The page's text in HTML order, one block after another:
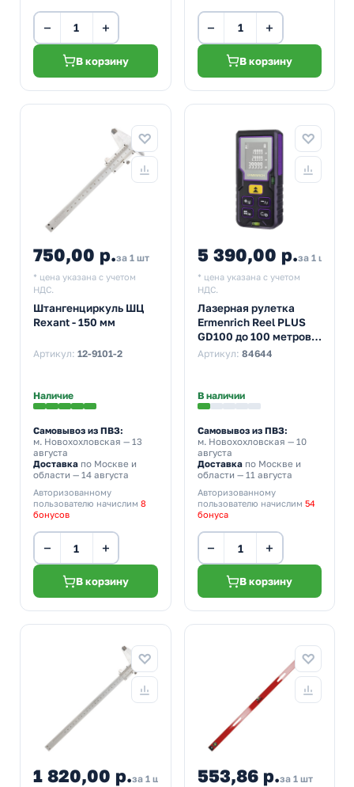
− +
В корзину
− +
В корзину
750,00 р.за 1 шт
* цена указана с учетом
НДС.
Штангенциркуль ШЦ
Rexant - 150 мм
Артикул: 12-9101-2
Наличие
Самовывоз из ПВЗ:
м. Новохохловская — 13
августа
Доставка по Москве и
области — 14 августа
Авторизованному
пользователю начислим 8
бонусов
− +
В корзину
5 390,00 р.за 1 шт
* цена указана с учетом
НДС.
Лазерная рулетка
Ermenrich Reel PLUS
GD100 до 100 метров
фиолетовый
Артикул: 84644
В наличии
Самовывоз из ПВЗ:
м. Новохохловская — 10
августа
Доставкапо Москве и
области — 11 августа
Авторизованному
пользователю начислим 54
бонуса
− +
В корзину
1 820,00 р.за 1 шт 553,86 р.за 1 шт